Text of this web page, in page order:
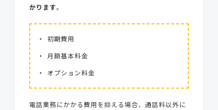
かります。
初期費用
月額基本料金
オプション料金
電話業務にかかる費用を抑える場合、通話料以外に